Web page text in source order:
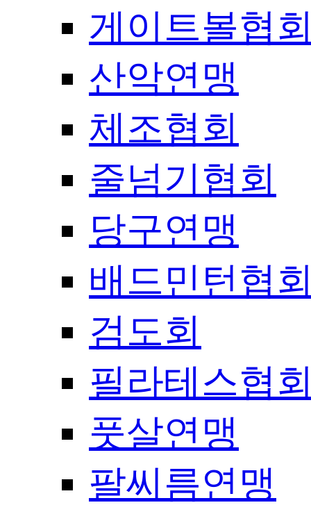
게이트볼협
산악연맹
체조협회
줄넘기협회
당구연맹
배드민턴협
검도회
필라테스협
풋살연맹
팔씨름연맹